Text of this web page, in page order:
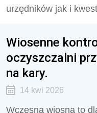
urzędników jak i
Wiosenne
oczyszczalni
na kary.
14 kwi 2026
Wczesna wiosna to